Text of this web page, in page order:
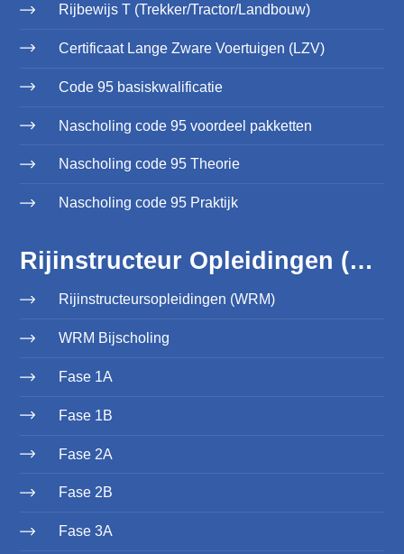
Rijbewijs T (Trekker/Tractor/Landbouw)
Certificaat Lange Zware Voertuigen (LZV)
Code 95 basiskwalificatie
Nascholing code 95 voordeel pakketten
Nascholing code 95 Theorie
Nascholing code 95 Praktijk
Rijinstructeur Opleidingen (WRM)
Rijinstructeursopleidingen (WRM)
WRM Bijscholing
Fase 1A
Fase 1B
Fase 2A
Fase 2B
Fase 3A